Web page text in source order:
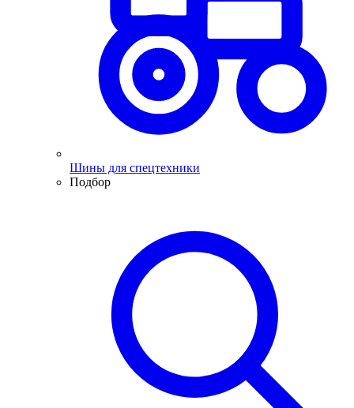
Шины для спецтехники
Подбор